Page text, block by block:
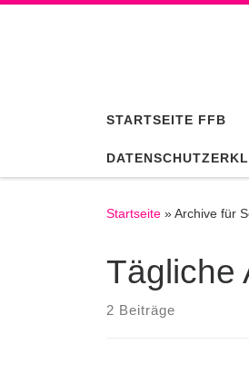
STARTSEITE FFB
Startseite »Archive für
Tägliche
2 Beiträge